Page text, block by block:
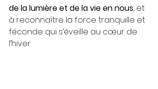
de la lumière et de la vie en nous, et
à reconnaître la force tranquille et
féconde qui s’éveille au cœur de
l’hiver.